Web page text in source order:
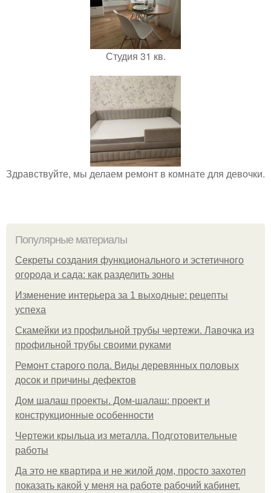
Студия 31 кв.
Здравствуйте, мы делаем ремонт в комнате для девочки.
Популярные материалы
Секреты создания функционального и эстетичного
огорода и сада: как разделить зоны
Изменение интерьера за 1 выходные: рецепты
успеха
Скамейки из профильной трубы чертежи. Лавочка из
профильной трубы своими руками
Ремонт старого пола. Виды деревянных половых
досок и причины дефектов
Дом шалаш проекты. Дом-шалаш: проект и
конструкционные особенности
Чертежи крыльца из металла. Подготовительные
работы
Да это не квартира и не жилой дом, просто захотел
показать какой у меня на работе рабочий кабинет.